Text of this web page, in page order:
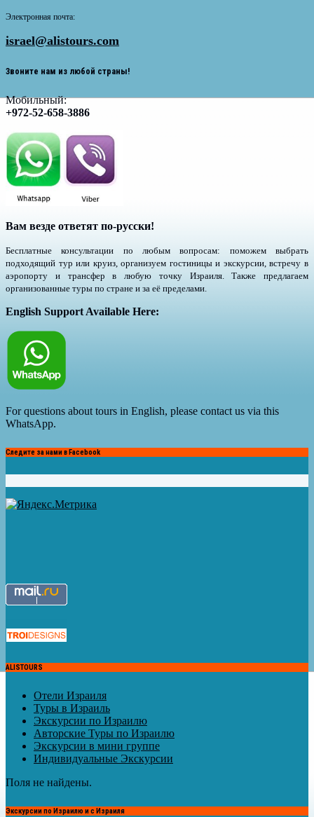
Электронная почта:
israel@alistours.com
Звоните нам из любой страны!
Мобильный:
+972-52-658-3886
Вам везде ответят по-русски!
Бесплатные консультации по любым вопросам: поможем выбрать
подходящий тур или круиз, организуем гостиницы и экскурсии, встречу в
аэропорту и трансфер в любую точку Израиля. Также предлагаем
организованные туры по стране и за её пределами.
English Support Available Here:
For questions about tours in English, please contact us via this
WhatsApp.
Следите за нами в Facebook
ALISTOURS
Отели Израиля
Туры в Израиль
Экскурсии по Израилю
Авторские Туры по Израилю
Экскурсии в мини группе
Индивидуальные Экскурсии
Поля не найдены.
Экскурсии по Израилю и с Израиля